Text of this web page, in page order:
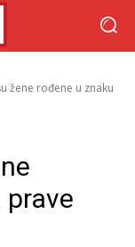
žene rođene u znaku
prave